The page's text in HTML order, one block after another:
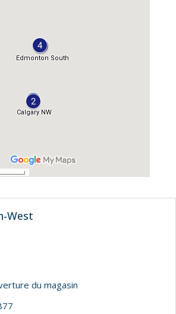
West
du magasin